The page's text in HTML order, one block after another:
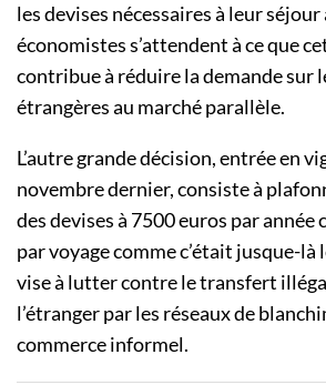
les devises nécessaires à leur séjour
économistes s’attendent à ce que
contribue à réduire la demande sur
étrangères au marché parallèle.
L’autre grande décision, entrée en
novembre dernier, consiste à
des devises à 7500 euros par année
par voyage comme c’était jusque-là
vise à lutter contre le transfert
l’étranger par les réseaux de
commerce informel.